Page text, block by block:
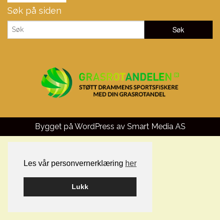
Les vår personvernerklæring her
Lukk
Søk på siden
Bygget på WordPress av Smart Media AS